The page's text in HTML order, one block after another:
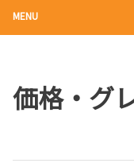
MENU
価格・グ